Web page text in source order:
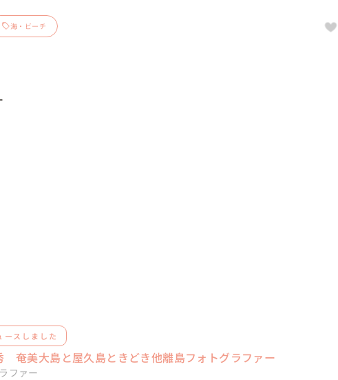
海・ビーチ
ースしました
奄美大島と屋久島ときどき他離島フォトグラファー
ファー